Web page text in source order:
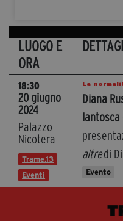
LUOGO E
ORA
18:30
20 giugno
2024
Palazzo
Nicotera
Trame.13
Eventi
La
Diana
Iantosca
altredi
Evento